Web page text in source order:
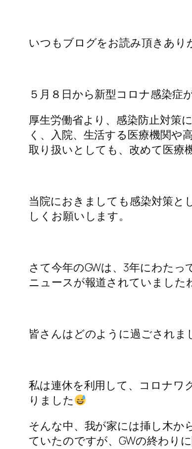
いつもブログをお読み頂きあり
５月８日から新型コロナ感染症
厚生労働省より、感染防止対策
く、入院、生活する医療機関や
取り扱いとしても、改めて医療
当院におきましても感染対策と
しくお願いします。
さて今年のGWは、3年にわた
ニュースが報道されていました
皆さんはどのように過ごされま
私は連休を利用して、コロナワ
りました
そんな中、我が家には挿し木か
ていたのですが、GWの終わり